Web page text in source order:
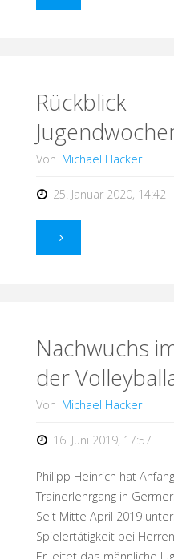
Vorschau
Wochenende"
Rückblick
Von Michael Hacker
25. Januar 2020, 14:42
"Rückblick
Nachwuchs
der
Von Michael Hacker
16. Juni 2019, 17:57
Philipp Heinrich hat
Trainerlehrgang in
Seit Mitte April 2019
Spielertätigkeit bei